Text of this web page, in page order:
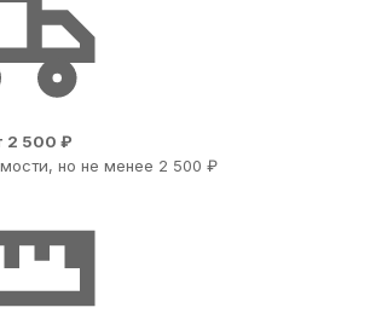
2 500 ₽
но не менее 2 500 ₽